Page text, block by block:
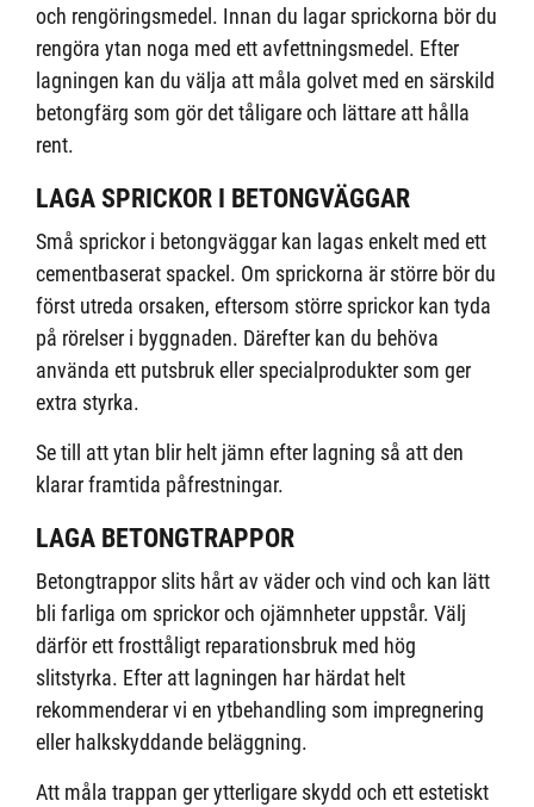
och rengöringsmedel. Innan du lagar sprickorna bör du
rengöra ytan noga med ett avfettningsmedel. Efter
lagningen kan du välja att måla golvet med en särskild
betongfärg som gör det tåligare och lättare att hålla
rent.
LAGA SPRICKOR I BETONGVÄGGAR
Små sprickor i betongväggar kan lagas enkelt med ett
cementbaserat spackel. Om sprickorna är större bör du
först utreda orsaken, eftersom större sprickor kan tyda
på rörelser i byggnaden. Därefter kan du behöva
använda ett putsbruk eller specialprodukter som ger
extra styrka.
Se till att ytan blir helt jämn efter lagning så att den
klarar framtida påfrestningar.
LAGA BETONGTRAPPOR
Betongtrappor slits hårt av väder och vind och kan lätt
bli farliga om sprickor och ojämnheter uppstår. Välj
därför ett frosttåligt reparationsbruk med hög
slitstyrka. Efter att lagningen har härdat helt
rekommenderar vi en ytbehandling som impregnering
eller halkskyddande beläggning.
Att måla trappan ger ytterligare skydd och ett estetiskt